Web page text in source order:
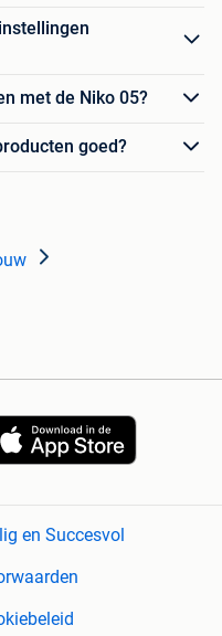
met de Niko 05?
goed?
en Succesvol